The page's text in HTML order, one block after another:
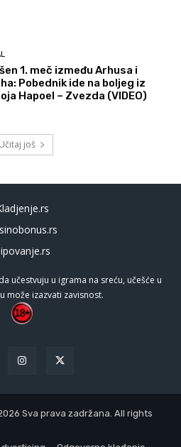
1. meč između Arhusa i
Pobednik ide na boljeg iz
Hapoel – Zvezda (VIDEO)
Učitaj još
učestvuju u igrama na sreću, učešće u
može izazvati zavisnost.
Sva prava zadržana. All rights